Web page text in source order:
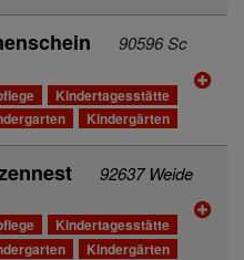
90596 Sc
Kindertagesstätte
Kindergärten
92637 Weide
Kindertagesstätte
Kindergärten